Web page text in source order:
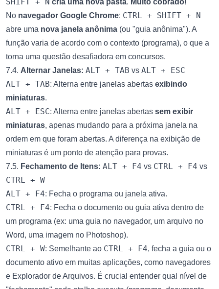
cria uma nova pasta. Muito cobrado!
No navegador Google Chrome: CTRL + SHIFT + N
abre uma nova janela anônima (ou "guia anônima"). A
função varia de acordo com o contexto (programa), o que a
torna uma questão desafiadora em concursos.
7.4. Alternar Janelas: ALT + TAB vs ALT + ESC
ALT + TAB: Alterna entre janelas abertas exibindo
miniaturas.
ALT + ESC: Alterna entre janelas abertas sem exibir
miniaturas, apenas mudando para a próxima janela na
ordem em que foram abertas. A diferença na exibição de
miniaturas é um ponto de atenção para provas.
7.5. Fechamento de Itens: ALT + F4 vs CTRL + F4 vs
CTRL + W
ALT + F4: Fecha o programa ou janela ativa.
CTRL + F4: Fecha o documento ou guia ativa dentro de
um programa (ex: uma guia no navegador, um arquivo no
Word, uma imagem no Photoshop).
CTRL + W: Semelhante ao CTRL + F4, fecha a guia ou o
documento ativo em muitas aplicações, como navegadores
e Explorador de Arquivos. É crucial entender qual nível de